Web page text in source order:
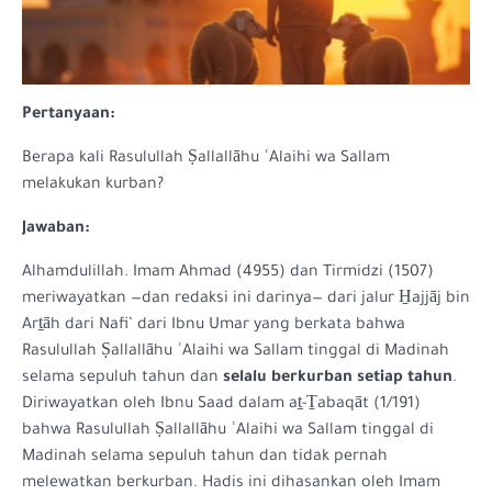
Pertanyaan:
Berapa kali Rasulullah Ṣallallāhu ʿAlaihi wa Sallam
melakukan kurban?
Jawaban:
Alhamdulillah. Imam Ahmad (4955) dan Tirmidzi (1507)
meriwayatkan —dan redaksi ini darinya— dari jalur H̱ajjāj bin
Arṯāh dari Nafi’ dari Ibnu Umar yang berkata bahwa
Rasulullah Ṣallallāhu ʿAlaihi wa Sallam tinggal di Madinah
selama sepuluh tahun dan selalu berkurban setiap tahun.
Diriwayatkan oleh Ibnu Saad dalam aṯ-Ṯabaqāt (1/191)
bahwa Rasulullah Ṣallallāhu ʿAlaihi wa Sallam tinggal di
Madinah selama sepuluh tahun dan tidak pernah
melewatkan berkurban. Hadis ini dihasankan oleh Imam